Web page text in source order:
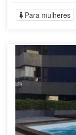
Para mulheres